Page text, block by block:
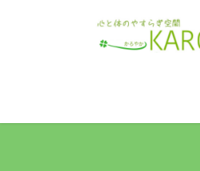
ス
ン